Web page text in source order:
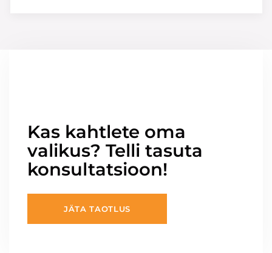
Kas kahtlete oma
valikus? Telli tasuta
konsultatsioon!
JÄTA TAOTLUS